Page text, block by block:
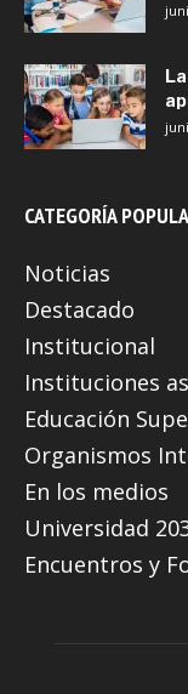
CATEGORÍA
Noticias
Destacado
Institucional
Instituciones
Educación
Organismos
En los medios
Universidad
Encuentros y